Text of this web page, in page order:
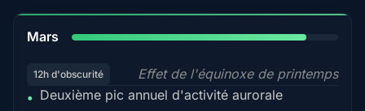
Mars
12h d'obscurité
Effet de l'équinoxe de printemps
• Deuxième pic annuel d'activité aurorale